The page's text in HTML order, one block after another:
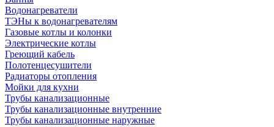
Водонагреватели
ТЭНы к водонагревателям
Газовые котлы и колонки
Электрические котлы
Греющий кабель
Полотенцесушители
Радиаторы отопления
Мойки для кухни
Трубы канализационные
Трубы канализационные внутренние
Трубы канализационные наружные